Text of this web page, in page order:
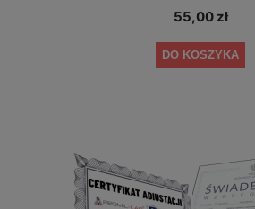
55,00 zł
DO KOSZYKA